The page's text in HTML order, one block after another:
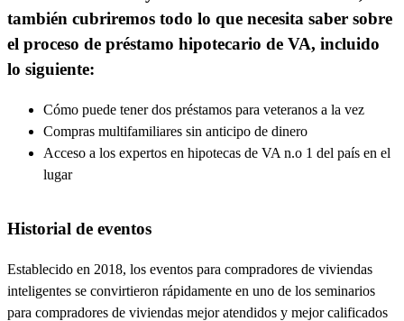
también cubriremos todo lo que necesita saber sobre
el proceso de préstamo hipotecario de VA, incluido
lo siguiente:
Cómo puede tener dos préstamos para veteranos a la vez
Compras multifamiliares sin anticipo de dinero
Acceso a los expertos en hipotecas de VA n.o 1 del país en el
lugar
Historial de eventos
Establecido en 2018, los eventos para compradores de viviendas
inteligentes se convirtieron rápidamente en uno de los seminarios
para compradores de viviendas mejor atendidos y mejor calificados